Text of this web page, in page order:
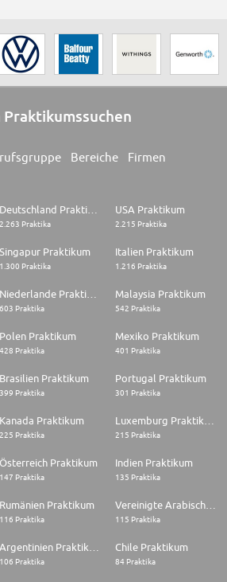
Bereiche Firmen
2.263 Praktika
USA Praktikum
2.215 Praktika
Singapur Praktikum
1.300 Praktika
Italien Praktikum
1.216 Praktika
603 Praktika
Malaysia Praktikum
542 Praktika
Polen Praktikum
428 Praktika
Mexiko Praktikum
401 Praktika
Brasilien Praktikum
399 Praktika
Portugal Praktikum
301 Praktika
Kanada Praktikum
225 Praktika 215 Praktika
Österreich Praktikum
147 Praktika
Indien Praktikum
135 Praktika
Rumänien Praktikum
116 Praktika
Vereinigte Arabische Emirate Praktikum
115 Praktika
106 Praktika
Chile Praktikum
84 Praktika